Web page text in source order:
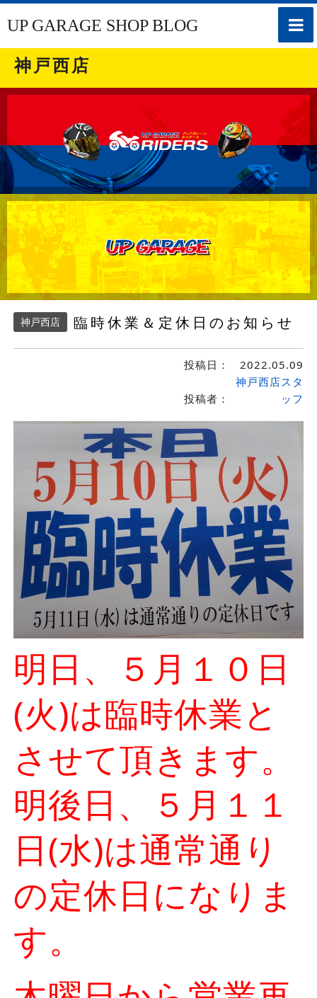
toggle
UP GARAGE SHOP BLOG
神戸西店
神戸西店 臨時休業＆定休日のお知らせ
投稿日： 2022.05.09
投稿者：
神戸西店スタ
ッフ
明日、５月１０日
(火)は臨時休業と
させて頂きます。
明後日、５月１１
日(水)は通常通り
の定休日になりま
す。